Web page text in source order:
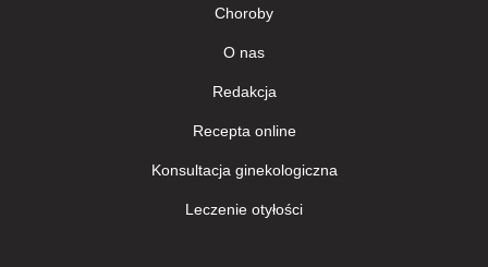
Сhoroby
О nas
Redakcja
Recepta online
Konsultacja ginekologiczna
Leczenie otyłości